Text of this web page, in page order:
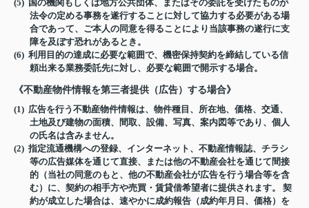
(5) 国の機関もしくは地方公共団体、またはその委託を受けたものが
法令の定める事務を遂行することに対して協力する必要がある場
合であって、ご本人の同意を得ることにより当該事務の遂行に支
障を及ぼす恐れがあるとき。
(6) 利用目的の達成に必要な範囲で、機密保持契約を締結している信
頼出来る業務委託先に対し、必要な範囲で開示する場合。
《不動産物件情報を第三者提供（広告）する場合》
(1) 広告を行う不動産物件情報は、物件種目、所在地、価格、交通、
土地及び建物の面積、間取、設備、写真、案内図等であり、個人
の氏名は含みません。
(2) 指定流通機構への登録、インターネット、不動産情報誌、チラシ
等の広告媒体を通じて直接、または他の不動産会社を通じて間接
的（当社の同意のもと、他の不動産会社が広告を行う場合等を含
む）に、契約の相手方や売買・賃貸借希望者に提供されます。 契
約が成立した場合は、速やかに成約報告（成約年月日、価格）を